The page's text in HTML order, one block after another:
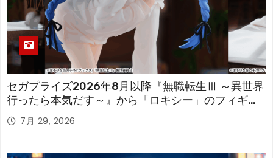
セガプライズ2026年8月以降『無職転生Ⅲ ～異世界
行ったら本気だす～』から「ロキシー」のフィギュ
アが登場！
7月 29, 2026